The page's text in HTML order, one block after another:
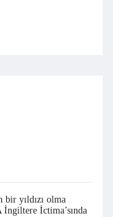
bir yıldızı olma
İctima’sında